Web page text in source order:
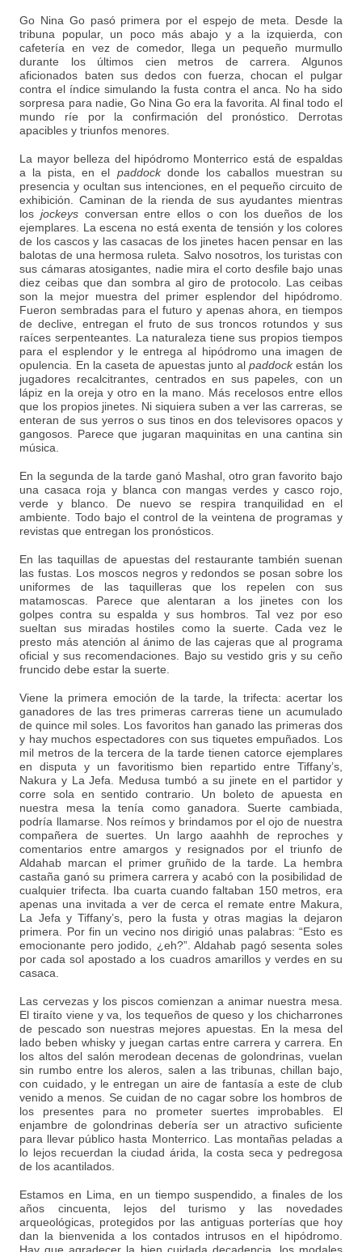
Go Nina Go pasó primera por el espejo de meta. Desde la
tribuna popular, un poco más abajo y a la izquierda, con
cafetería en vez de comedor, llega un pequeño murmullo
durante los últimos cien metros de carrera. Algunos
aficionados baten sus dedos con fuerza, chocan el pulgar
contra el índice simulando la fusta contra el anca. No ha sido
sorpresa para nadie, Go Nina Go era la favorita. Al final todo el
mundo ríe por la confirmación del pronóstico. Derrotas
apacibles y triunfos menores.
La mayor belleza del hipódromo Monterrico está de espaldas
a la pista, en el paddockdonde los caballos muestran su
presencia y ocultan sus intenciones, en el pequeño circuito de
exhibición. Caminan de la rienda de sus ayudantes mientras
losjockeys conversan entre ellos o con los dueños de los
ejemplares. La escena no está exenta de tensión y los colores
de los cascos y las casacas de los jinetes hacen pensar en las
balotas de una hermosa ruleta. Salvo nosotros, los turistas con
sus cámaras atosigantes, nadie mira el corto desfile bajo unas
diez ceibas que dan sombra al giro de protocolo. Las ceibas
son la mejor muestra del primer esplendor del hipódromo.
Fueron sembradas para el futuro y apenas ahora, en tiempos
de declive, entregan el fruto de sus troncos rotundos y sus
raíces serpenteantes. La naturaleza tiene sus propios tiempos
para el esplendor y le entrega al hipódromo una imagen de
opulencia. En la caseta de apuestas junto alpaddockestán los
jugadores recalcitrantes, centrados en sus papeles, con un
lápiz en la oreja y otro en la mano. Más recelosos entre ellos
que los propios jinetes. Ni siquiera suben a ver las carreras, se
enteran de sus yerros o sus tinos en dos televisores opacos y
gangosos. Parece que jugaran maquinitas en una cantina sin
música.
En la segunda de la tarde ganó Mashal, otro gran favorito bajo
una casaca roja y blanca con mangas verdes y casco rojo,
verde y blanco. De nuevo se respira tranquilidad en el
ambiente. Todo bajo el control de la veintena de programas y
revistas que entregan los pronósticos.
En las taquillas de apuestas del restaurante también suenan
las fustas. Los moscos negros y redondos se posan sobre los
uniformes de las taquilleras que los repelen con sus
matamoscas. Parece que alentaran a los jinetes con los
golpes contra su espalda y sus hombros. Tal vez por eso
sueltan sus miradas hostiles como la suerte. Cada vez le
presto más atención al ánimo de las cajeras que al programa
oficial y sus recomendaciones. Bajo su vestido gris y su ceño
fruncido debe estar la suerte.
Viene la primera emoción de la tarde, la trifecta: acertar los
ganadores de las tres primeras carreras tiene un acumulado
de quince mil soles. Los favoritos han ganado las primeras dos
y hay muchos espectadores con sus tiquetes empuñados. Los
mil metros de la tercera de la tarde tienen catorce ejemplares
en disputa y un favoritismo bien repartido entre Tiffany’s,
Nakura y La Jefa. Medusa tumbó a su jinete en el partidor y
corre sola en sentido contrario. Un boleto de apuesta en
nuestra mesa la tenía como ganadora. Suerte cambiada,
podría llamarse. Nos reímos y brindamos por el ojo de nuestra
compañera de suertes. Un largo aaahhh de reproches y
comentarios entre amargos y resignados por el triunfo de
Aldahab marcan el primer gruñido de la tarde. La hembra
castaña ganó su primera carrera y acabó con la posibilidad de
cualquier trifecta. Iba cuarta cuando faltaban 150 metros, era
apenas una invitada a ver de cerca el remate entre Makura,
La Jefa y Tiffany’s, pero la fusta y otras magias la dejaron
primera. Por fin un vecino nos dirigió unas palabras: “Esto es
emocionante pero jodido, ¿eh?”. Aldahab pagó sesenta soles
por cada sol apostado a los cuadros amarillos y verdes en su
casaca.
Las cervezas y los piscos comienzan a animar nuestra mesa.
El tiraíto viene y va, los tequeños de queso y los chicharrones
de pescado son nuestras mejores apuestas. En la mesa del
lado beben whisky y juegan cartas entre carrera y carrera. En
los altos del salón merodean decenas de golondrinas, vuelan
sin rumbo entre los aleros, salen a las tribunas, chillan bajo,
con cuidado, y le entregan un aire de fantasía a este de club
venido a menos. Se cuidan de no cagar sobre los hombros de
los presentes para no prometer suertes improbables. El
enjambre de golondrinas debería ser un atractivo suficiente
para llevar público hasta Monterrico. Las montañas peladas a
lo lejos recuerdan la ciudad árida, la costa seca y pedregosa
de los acantilados.
Estamos en Lima, en un tiempo suspendido, a finales de los
años cincuenta, lejos del turismo y las novedades
arqueológicas, protegidos por las antiguas porterías que hoy
dan la bienvenida a los contados intrusos en el hipódromo.